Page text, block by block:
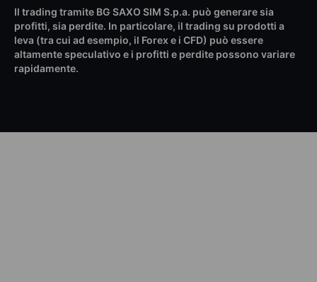
Il trading tramite BG SAXO SIM S.p.a. può generare sia
profitti, sia perdite. In particolare, il trading su prodotti a
leva (tra cui ad esempio, il Forex e i CFD) può essere
altamente speculativo e i profitti e perdite possono variare
rapidamente.